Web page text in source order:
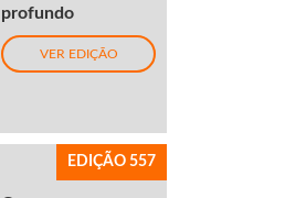
profundo
VER EDIÇÃO
EDIÇÃO 557